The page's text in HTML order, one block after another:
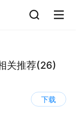
关推荐(26)
下载